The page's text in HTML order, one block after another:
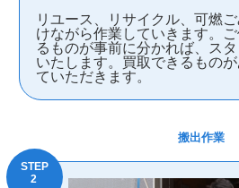
リユース、リサイクル、可燃
けながら作業していきます。
るものが事前に分かれば、ス
いたします。買取できるもの
ていただきます。
搬出作業